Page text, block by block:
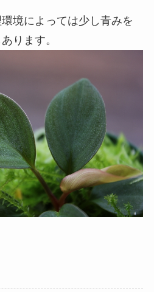
境によっては少し青みを
ります。